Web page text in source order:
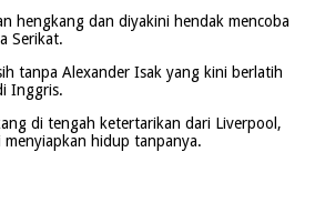
hengkang dan diyakini hendak mencoba
Serikat.
tanpa Alexander Isak yang kini berlatih
Inggris.
di tengah ketertarikan dari Liverpool,
menyiapkan hidup tanpanya.